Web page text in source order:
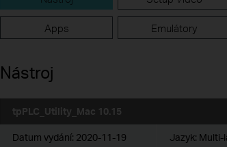
Apps Emulátory
Nástroj
tpPLC_Utility_Mac 10.15
Datum vydání: 2020-11-19 Jazyk: Multi-